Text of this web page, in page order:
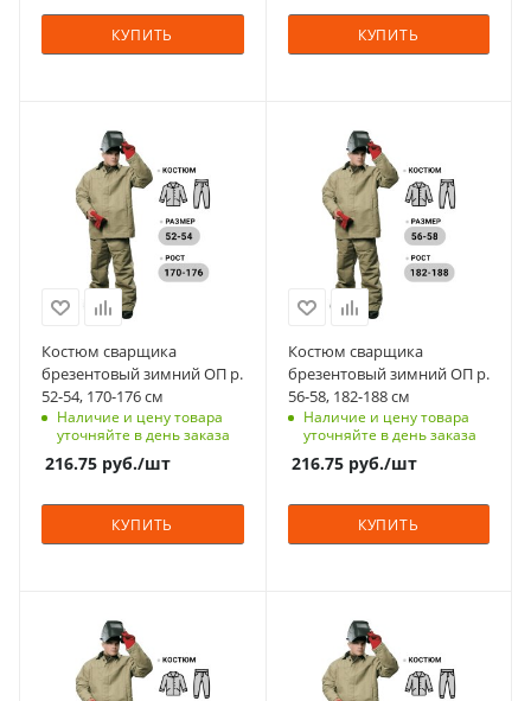
КУПИТЬ КУПИТЬ
Материал
брезент
Страна изготовления
Россия
оливковые
Класс защиты
Вес, кг
2.1
Костюм сварщика
брезентовый зимний ОП р.
52-54, 170-176 см
Наличие и цену товара
уточняйте в день заказа
216.75 руб./шт
КУПИТЬ
Материал
брезент
Страна изготовления
Россия
оливковые
Класс защиты
Вес, кг
2.1
Костюм сварщика
брезентовый зимний ОП р.
56-58, 182-188 см
Наличие и цену товара
уточняйте в день заказа
216.75руб./шт
КУПИТЬ
Материал
брезент
Страна изготовления
Материал
брезент
Страна изготовления